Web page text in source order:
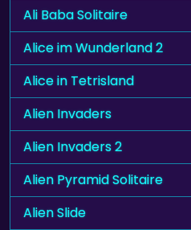
Ali Baba Solitaire
Alice im Wunderland 2
Alice in Tetrisland
Alien Invaders
Alien Invaders 2
Alien Pyramid Solitaire
Alien Slide